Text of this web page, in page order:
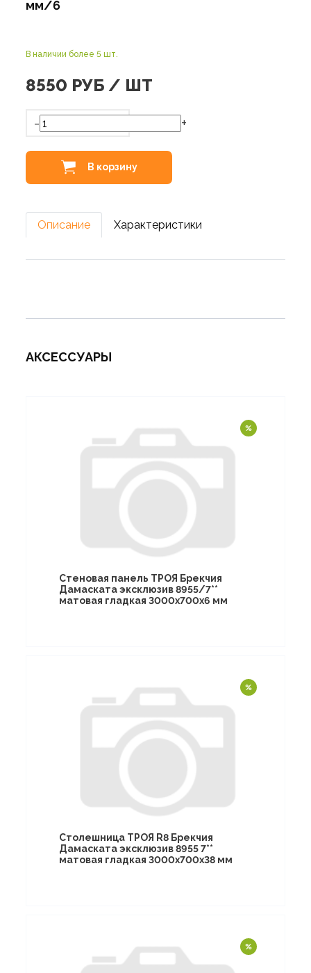
мм/6
В наличии более 5 шт.
8550 РУБ / ШТ
- +
В корзину
Описание Характеристики
АКСЕССУАРЫ
Стеновая панель ТРОЯ Брекчия
Дамаската эксклюзив 8955/7**
матовая гладкая 3000х700х6 мм
Столешница ТРОЯ R8 Брекчия
Дамаската эксклюзив 8955 7**
матовая гладкая 3000х700х38 мм